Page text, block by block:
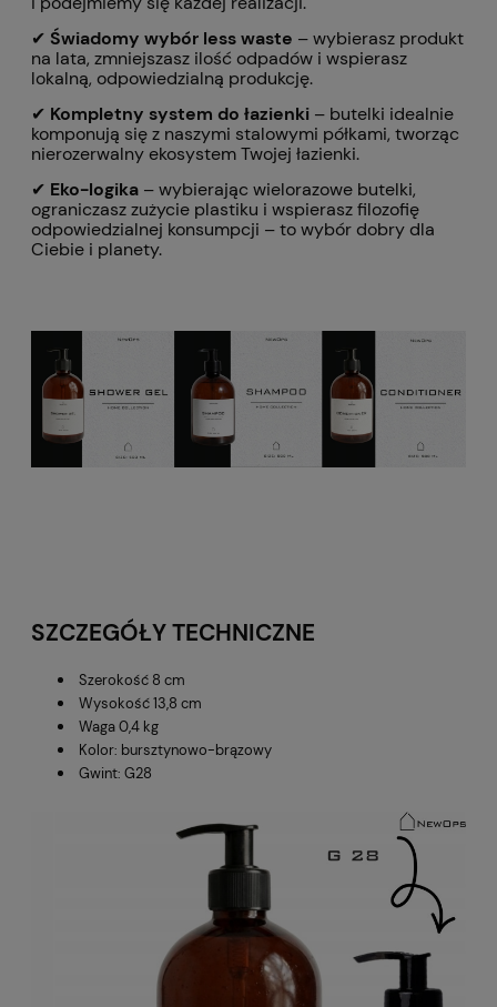
✔ Świadomy wybór less waste – wybierasz produkt
na lata, zmniejszasz ilość odpadów i wspierasz
lokalną, odpowiedzialną produkcję.
✔ Kompletny system do łazienki – butelki idealnie
komponują się z naszymi stalowymi półkami, tworząc
nierozerwalny ekosystem Twojej łazienki.
✔ Eko-logika – wybierając wielorazowe butelki,
ograniczasz zużycie plastiku i wspierasz filozofię
odpowiedzialnej konsumpcji – to wybór dobry dla
Ciebie i planety.
SZCZEGÓŁY TECHNICZNE
Szerokość 8 cm
Wysokość 13,8 cm
Waga 0,4 kg
Kolor: bursztynowo-brązowy
Gwint: G28